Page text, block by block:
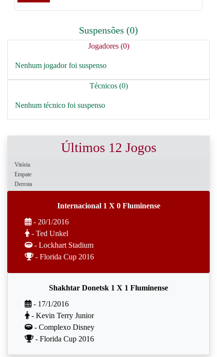
Suspensões (0)
Jogadores (0)
Nenhum jogador foi suspenso
Técnicos (0)
Nenhum técnico foi suspenso
Últimos 12 Jogos
Vitória
Empate
Derrota
Internacional 1 X 0 Fluminense
- 20/1/2016
- Ted Unkel
- Lockhart Stadium
- Florida Cup 2016
Shakhtar Donetsk 1 X 1 Fluminense
- 17/1/2016
- Kevin Terry Junior
- Complexo Disney
- Florida Cup 2016